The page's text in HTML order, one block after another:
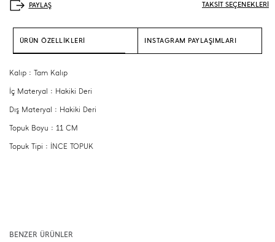
TAKSİT SEÇENEKLERİ
ÜRÜN ÖZELLİKLERİ INSTAGRAM PAYLAŞIMLARI
Kalıp : Tam Kalıp
İç Materyal : Hakiki Deri
Dış Materyal : Hakiki Deri
Topuk Boyu : 11 CM
Topuk Tipi : İNCE TOPUK
BENZER ÜRÜNLER